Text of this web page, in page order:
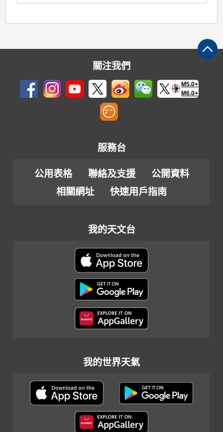
關注我們
M5.0+
M6.0+
服務台
公用表格 聯絡及支援
公開資料
相關網址
快速用戶指南
我的天文台
我的世界天氣